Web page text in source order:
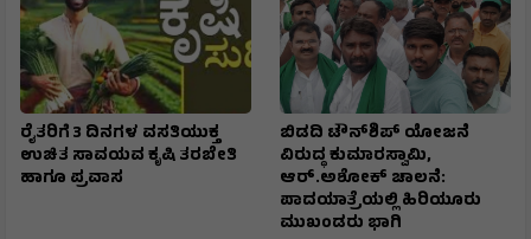
ರೈತರಿಗೆ 3 ದಿನಗಳ ವಸತಿಯುಕ್ತ
ಉಚಿತ ಸಾವಯವ ಕೃಷಿ ತರಬೇತಿ
ಹಾಗೂ ಪ್ರವಾಸ
ಬಿಡದಿ ಟೌನ್‌ಶಿಪ್‌ ಯೋಜನೆ
ವಿರುದ್ಧ ಕುಮಾರಸ್ವಾಮಿ,
ಆರ್.ಅಶೋಕ್ ಚಾಲನೆ:
ಪಾದಯಾತ್ರೆಯಲ್ಲಿ ಹಿರಿಯೂರು
ಮುಖಂಡರು ಭಾಗಿ